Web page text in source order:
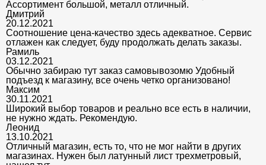
Ассортимент большой, металл отличный.
Дмитрий
20.12.2021
Соотношение цена-качество здесь адекватное. Сервис
отлажен как следует, буду продолжать делать заказы.
Рамиль
03.12.2021
Обычно забираю тут заказ самовывозомю Удобный
подъезд к магазину, все очень четко организовано!
Максим
30.11.2021
Широкий выбор товаров и реально все есть в наличии,
не нужно ждать. Рекомендую.
Леонид
13.10.2021
Отличный магазин, есть то, что не мог найти в других
магазинах. Нужен был латунный лист трехметровый,